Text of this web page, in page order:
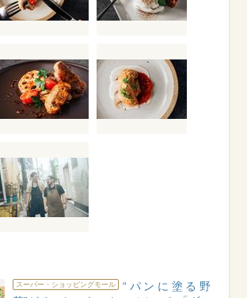
スーパー・ショッピングモール
“パンに塗る野